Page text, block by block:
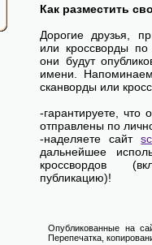
Как разместить
Дорогие друзья,
или кроссворды
они будут
имени.
сканворды или
-гарантируете,
отправлены по
-наделяете сайт
дальнейшее
кроссвордов
публикацию)!
Опубликованные на
Перепечатка,